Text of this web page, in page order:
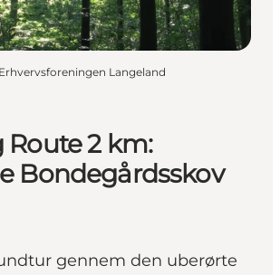
2 km:
Bondegårdsskov
gennem den uberørte
Langeland